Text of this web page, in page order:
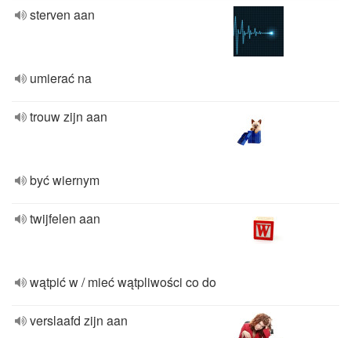
sterven aan
umierać na
trouw zijn aan
być wiernym
twijfelen aan
wątpić w / mieć wątpliwości co do
verslaafd zijn aan